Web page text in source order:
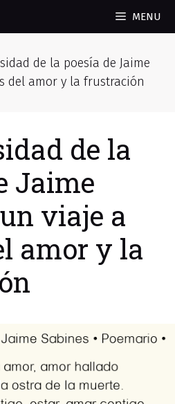
MENU
de la poesía de Jaime
del amor y la frustración
de la
Jaime
viaje a
amor y la